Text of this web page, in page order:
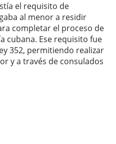
el requisito de
al menor a residir
completar el proceso de
cubana. Ese requisito fue
352, permitiendo realizar
y a través de consulados